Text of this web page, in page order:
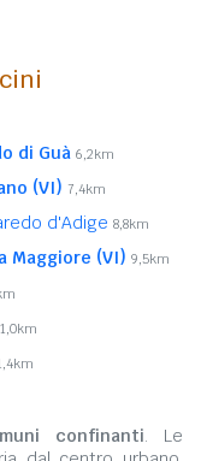
di Guà 6,2km
(VI) 7,4km
d'Adige 8,8km
Maggiore (VI) 9,5km
confinanti. Le